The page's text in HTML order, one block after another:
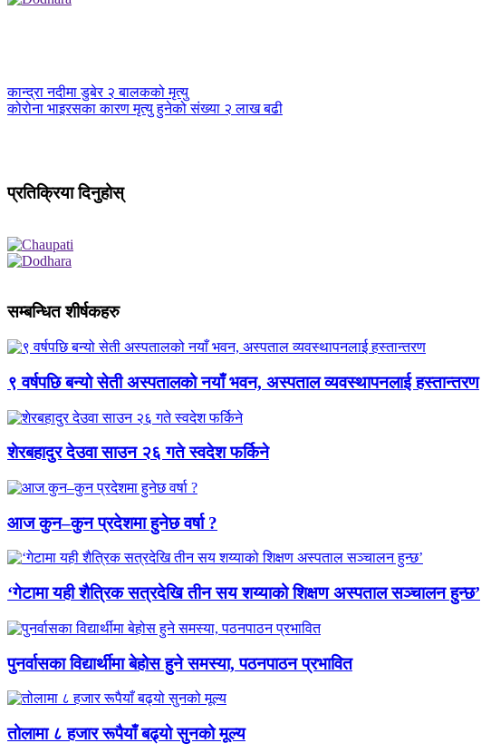
कान्द्रा नदीमा डुबेर २ बालकको मृत्यु
कोरोना भाइरसका कारण मृत्यु हुनेको संख्या २ लाख बढी
प्रतिक्रिया दिनुहोस्
सम्बन्धित शीर्षकहरु
९ वर्षपछि बन्यो सेती अस्पतालको नयाँ भवन, अस्पताल व्यवस्थापनलाई हस्तान्तरण
शेरबहादुर देउवा साउन २६ गते स्वदेश फर्किने
आज कुन–कुन प्रदेशमा हुनेछ वर्षा ?
‘गेटामा यही शैत्रिक सत्रदेखि तीन सय शय्याको शिक्षण अस्पताल सञ्चालन हुन्छ’
पुनर्वासका विद्यार्थीमा बेहोस हुने समस्या, पठनपाठन प्रभावित
तोलामा ८ हजार रूपैयाँ बढ्यो सुनको मूल्य